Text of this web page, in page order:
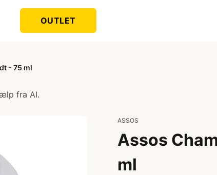
OUTLET
- 75 ml
fra AI.
ASSOS
Assos
ml